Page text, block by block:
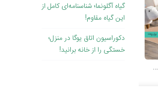
گیاه آگلونما؛ شناسنامه‌ای کامل از
این گیاه مقاوم!
دکوراسیون اتاق یوگا در منزل؛
خستگی را از خانه برانید!